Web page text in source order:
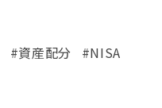
#資産配分
#NISA